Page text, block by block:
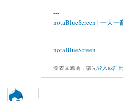
---
notaBlueScreen | 一天一
---
notaBlueScreen
發表回應前，請先登入或註